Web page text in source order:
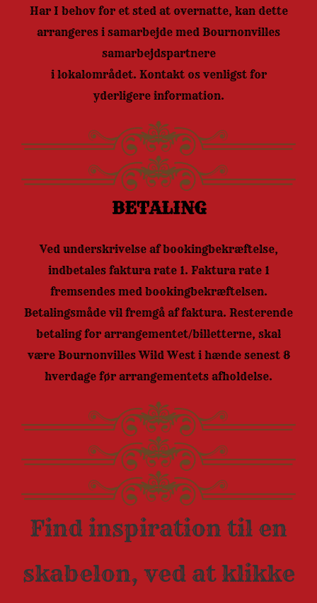
Har I behov for et sted at overnatte, kan dette
arrangeres i samarbejde med Bournonvilles
samarbejdspartnere
i lokalområdet. Kontakt os venligst for
yderligere information.
BETALING
Ved underskrivelse af bookingbekræftelse,
indbetales faktura rate 1. Faktura rate 1
fremsendes med bookingbekræftelsen.
Betalingsmåde vil fremgå af faktura. Resterende
betaling for arrangementet/billetterne, skal
være Bournonvilles Wild West i hænde senest 8
hverdage før arrangementets afholdelse.
Find inspiration til en
skabelon, ved at klikke